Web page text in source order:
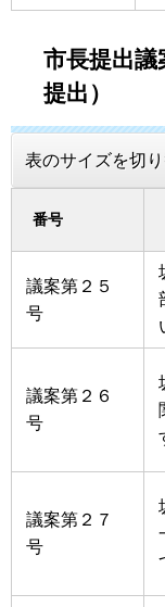
市長提出議
提出）
表のサイズを切
番号
議案第２５
号
議案第２６
号
議案第２７
号